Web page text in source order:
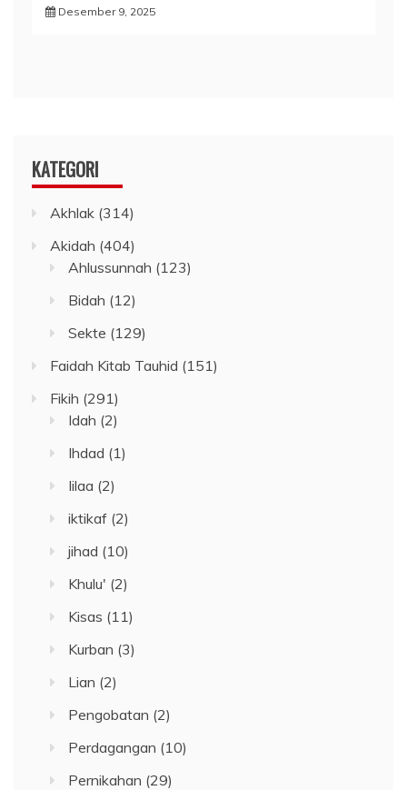
Desember 9, 2025
KATEGORI
Akhlak (314)
Akidah (404)
Ahlussunnah (123)
Bidah (12)
Sekte (129)
Faidah Kitab Tauhid (151)
Fikih (291)
Idah (2)
Ihdad (1)
Iilaa (2)
iktikaf (2)
jihad (10)
Khulu' (2)
Kisas (11)
Kurban (3)
Lian (2)
Pengobatan (2)
Perdagangan (10)
Pernikahan (29)